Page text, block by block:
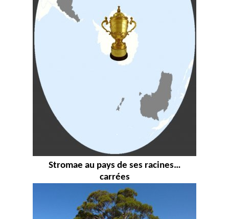
Stromae au pays de ses racines…
carrées